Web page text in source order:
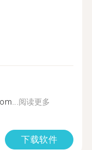
阅读更多
下载软件